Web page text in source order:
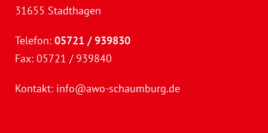
31655 Stadthagen
Telefon: 05721 / 939830
Fax: 05721 / 939840
Kontakt: info@awo-schaumburg.de